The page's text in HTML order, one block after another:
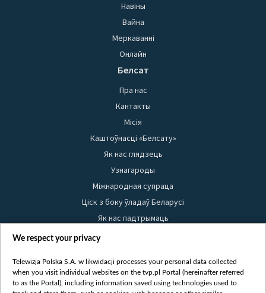
Навіны
Вайна
Меркаванні
Онлайн
Белсат
Пра нас
Кантакты
Місія
Каштоўнасці «Белсату»
Як нас глядзець
Узнагароды
Міжнародная супраца
Ціск з боку ўладаў Беларусі
Як нас падтрымаць
Правілы выкарыстання матэрыялаў
Бяспека
Youtube
We respect your privacy
Telewizja Polska S.A. w likwidacji processes your personal data collected
when you visit individual websites on the tvp.pl Portal (hereinafter referred
to as the Portal), including information saved using technologies used to